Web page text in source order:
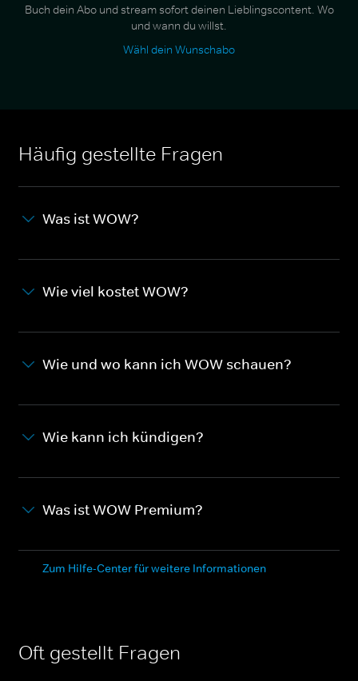
Buch dein Abo und stream sofort deinen Lieblingscontent. Wo
und wann du willst.
Wähl dein Wunschabo
Häufig gestellte Fragen
Was ist WOW?
Wie viel kostet WOW?
Wie und wo kann ich WOW schauen?
Wie kann ich kündigen?
Was ist WOW Premium?
Zum Hilfe-Center für weitere Informationen
Oft gestellt Fragen